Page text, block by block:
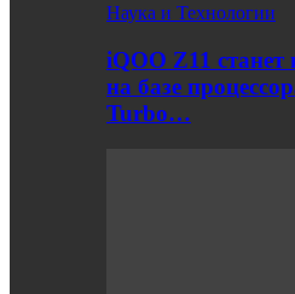
Наука и Технологии
iQOO Z11
на базе
Turbo…